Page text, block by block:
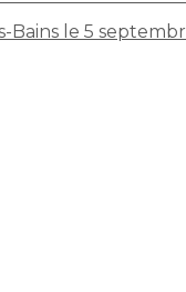
Bains le 5